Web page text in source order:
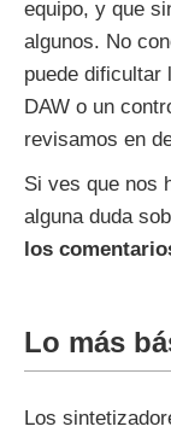
equipo, y que
algunos. No
puede dificultar
DAW o un
revisamos en
Si ves que nos
alguna duda
los
Lo más
Los